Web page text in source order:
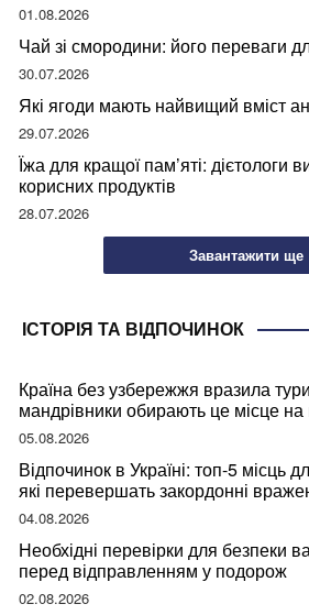
01.08.2026
Чай зі смородини: його переваги
30.07.2026
Які ягоди мають найвищий вміст
29.07.2026
Їжа для кращої пам’яті: дієтологи
корисних продуктів
28.07.2026
Завантажити ще
ІСТОРІЯ ТА ВІДПОЧИНОК
Країна без узбережжя вразила
мандрівники обирають це місце на
05.08.2026
Відпочинок в Україні: топ-5 місць
які перевершать закордонні
04.08.2026
Необхідні перевірки для безпеки
перед відправленням у подорож
02.08.2026